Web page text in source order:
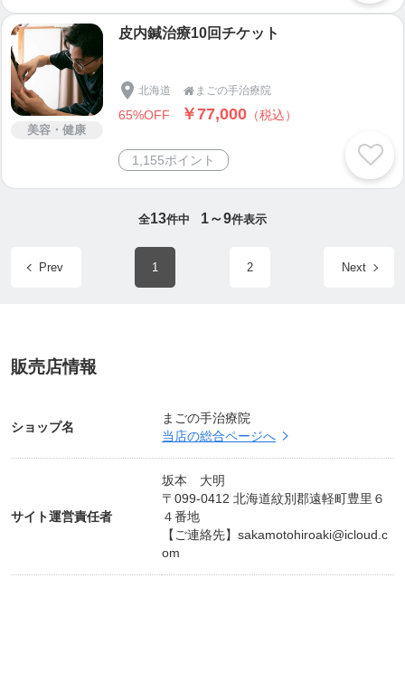
suku2.jp%2Fmagonote%3FshopId%3D0000194553
&apn=jp.co.tsuku2&ibi=jp.co.tsuku2.tsuku2app.prod
&isi=1618721110
鍼灸コンパス🧭のサイト
https://www.shinq-compass.jp/salon/detail/33836
Yahoo! 口コのページ
https://loco.yahoo.co.jp/place/g--rjmlHiBfcM/
遠軽町まちの話題のページ
https://engaru.jp/topic/page.php?id=111
美容・健康
皮内鍼治療10回チケット
北海道  まごの手治療院
65%OFF ￥77,000 （税込）
1,155ポイント
全13件中 1～9件表示
Prev 1 2 Next
販売店情報
ショップ名
まごの手治療院
当店の総合ページへ
サイト運営責任者
坂本 大明
〒099-0412 北海道紋別郡遠軽町豊里６
４番地
【ご連絡先】 sakamotohiroaki@icloud.c
om